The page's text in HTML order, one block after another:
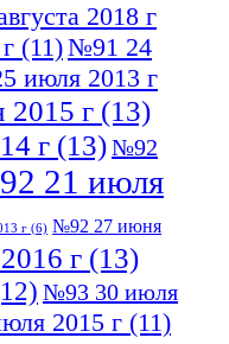
2018 г
(11)№91 24
июля 2013 г
г (13)
г (13)№92
21 июля
г (6) №92 27 июня
г (13)
№93 30 июля
2015 г (11)